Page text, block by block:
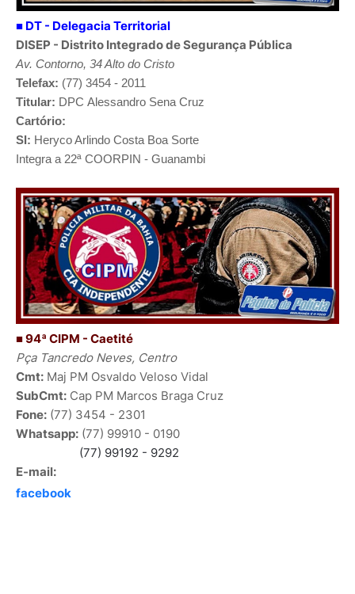
■ DT - Delegacia Territorial
DISEP - Distrito Integrado de Segurança Pública
Av. Contorno, 34 Alto do Cristo
Telefax: (77) 3454 - 2011
Titular: DPC Alessandro Sena Cruz
Cartório:
SI: Heryco Arlindo Costa Boa Sorte
Integra a 22ª COORPIN - Guanambi
■ 94ª CIPM - Caetité
Pça Tancredo Neves, Centro
Cmt: Maj PM Osvaldo Veloso Vidal
SubCmt: Cap PM Marcos Braga Cruz
Fone: (77) 3454 - 2301
Whatsapp: (77) 99910 - 0190
(77) 99192 - 9292
E-mail:
facebook